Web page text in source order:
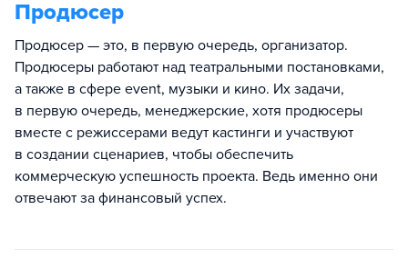
Продюсер
Продюсер — это, в первую очередь, организатор.
Продюсеры работают над театральными постановками,
а также в сфере event, музыки и кино. Их задачи,
в первую очередь, менеджерские, хотя продюсеры
вместе с режиссерами ведут кастинги и участвуют
в создании сценариев, чтобы обеспечить
коммерческую успешность проекта. Ведь именно они
отвечают за финансовый успех.